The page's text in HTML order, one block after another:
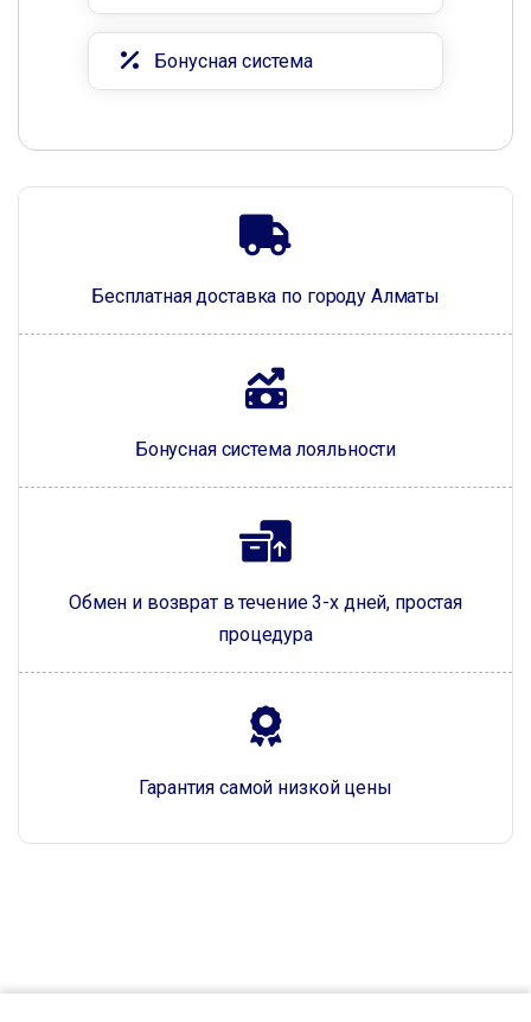
Бесплатная доставка по городу Алматы
Бонусная система лояльности
Обмен и возврат в течение 3-х дней, простая
процедура
Гарантия самой низкой цены
Бонусная система